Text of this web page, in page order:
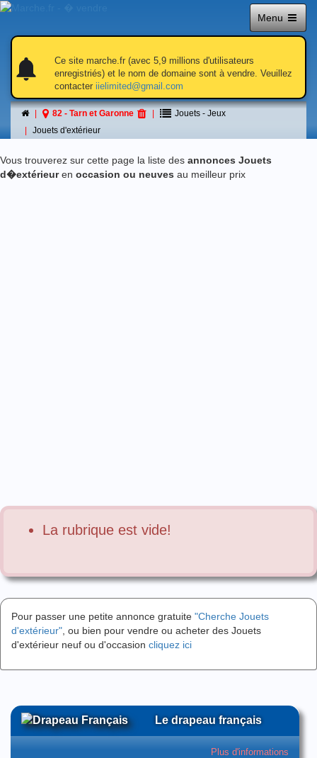
Menu
notifications
notifications
Ce site marche.fr (avec 5,9 millions d'utilisateurs
enregistriés) et le nom de domaine sont à vendre. Veuillez
contacter iielimited@gmail.com
82 - Tarn et Garonne
Jouets - Jeux
Jouets d'extérieur
Jouets d'extérieur
á 82 - Tarn et Garonne
Vous trouverez sur cette page la liste des annonces Jouets
d�extérieuren occasion ou neuves au meilleur prix
La rubrique est vide!
Pour passer une petite annonce gratuite "Cherche Jouets
d'extérieur" , ou bien pour vendre ou acheter des Jouets
d'extérieur neuf ou d'occasion cliquez ici
Le drapeau français
Plus d'informations